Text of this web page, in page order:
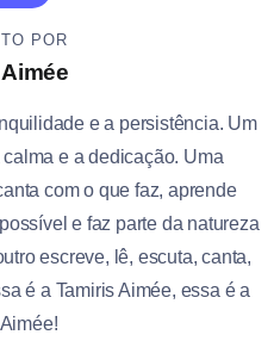
POR
e a persistência. Um
e a dedicação. Uma
com o que faz, aprende
e faz parte da natureza
escreve, lê, escuta, canta,
é a Tamiris Aimée, essa é a